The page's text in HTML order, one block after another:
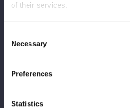
of their services.
Selection
Necessary
Preferences
Statistics